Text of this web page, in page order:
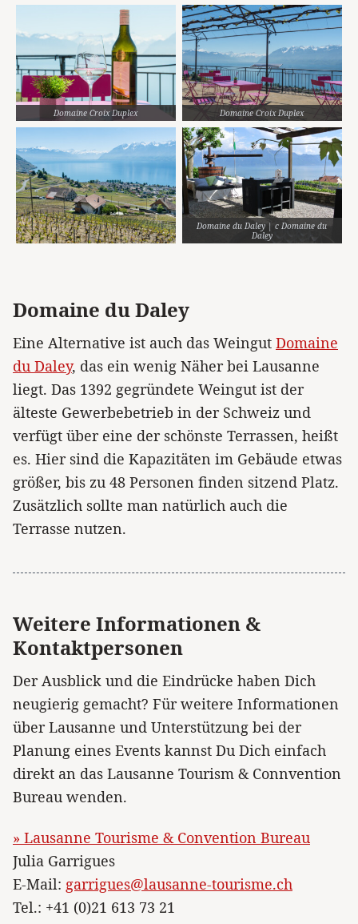
Domaine Croix Duplex Domaine Croix Duplex
Domaine du Daley | c Domaine du
Daley
Domaine du Daley
Eine Alternative ist auch das Weingut Domaine
du Daley, das ein wenig Näher bei Lausanne
liegt. Das 1392 gegründete Weingut ist der
älteste Gewerbebetrieb in der Schweiz und
verfügt über eine der schönste Terrassen, heißt
es. Hier sind die Kapazitäten im Gebäude etwas
größer, bis zu 48 Personen finden sitzend Platz.
Zusätzlich sollte man natürlich auch die
Terrasse nutzen.
Weitere Informationen &
Kontaktpersonen
Der Ausblick und die Eindrücke haben Dich
neugierig gemacht? Für weitere Informationen
über Lausanne und Unterstützung bei der
Planung eines Events kannst Du Dich einfach
direkt an das Lausanne Tourism & Connvention
Bureau wenden.
» Lausanne Tourisme & Convention Bureau
Julia Garrigues
E-Mail: garrigues@lausanne-tourisme.ch
Tel.: +41 (0)21 613 73 21